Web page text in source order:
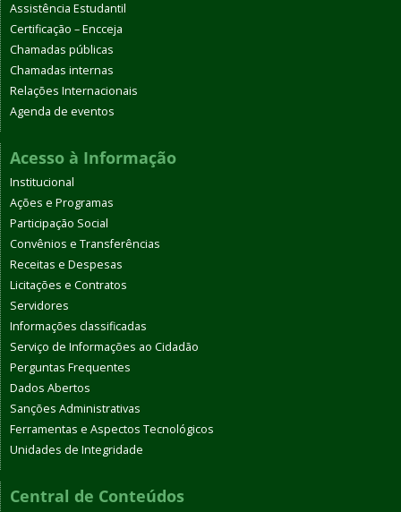
Assistência Estudantil
Certificação – Encceja
Chamadas públicas
Chamadas internas
Relações Internacionais
Agenda de eventos
Acesso à Informação
Institucional
Ações e Programas
Participação Social
Convênios e Transferências
Receitas e Despesas
Licitações e Contratos
Servidores
Informações classificadas
Serviço de Informações ao Cidadão
Perguntas Frequentes
Dados Abertos
Sanções Administrativas
Ferramentas e Aspectos Tecnológicos
Unidades de Integridade
Central de Conteúdos